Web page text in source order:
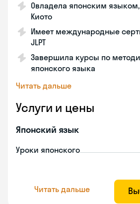
Овладела японским
Киото
Имеет международные
JLPT
Завершила курсы по
японского языка
Читать дальше
Услуги и цены
Японский язык
Уроки японского
Читать дальше